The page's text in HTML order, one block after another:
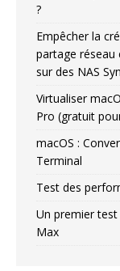
?
Empêcher la
partage réseau
sur des NAS
Virtualiser
Pro (gratuit
macOS :
Terminal
Test des
Un premier test
Max